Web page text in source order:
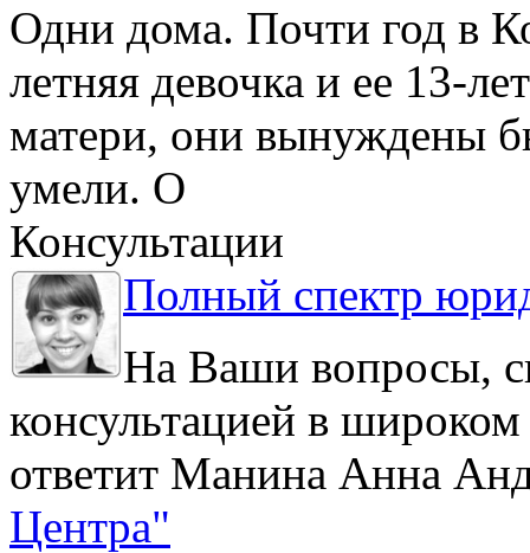
Одни дома. Почти год в
летняя девочка и ее 13-
матери, они вынуждены
умели. О
Консультации
Полный спектр
На Ваши вопросы,
консультацией в
ответит Манина Анна
Центра"